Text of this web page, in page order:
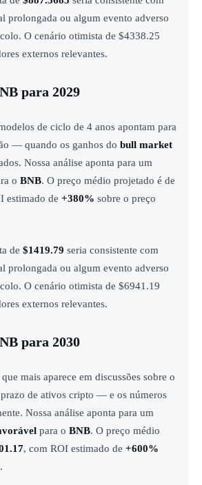
prolongada ou algum evento adverso
O cenário otimista de $4338.25
externos relevantes.
para 2029
de ciclo de 4 anos apontam para
— quando os ganhos do bull market
Nossa análise aponta para um
o BNB. O preço médio projetado é de
estimado de +380% sobre o preço
de $1419.79 seria consistente com
prolongada ou algum evento adverso
O cenário otimista de $6941.19
externos relevantes.
para 2030
mais aparece em discussões sobre o
de ativos cripto — e os números
Nossa análise aponta para um
para o BNB. O preço médio
, com ROI estimado de +600%